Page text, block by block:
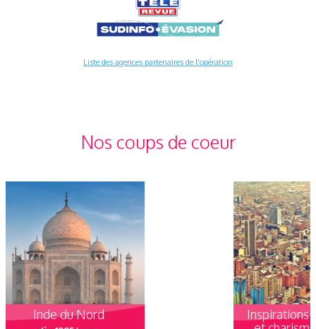
Liste des agences partenaires de l'opération
Nos coups de coeur
Inspirations incroyables